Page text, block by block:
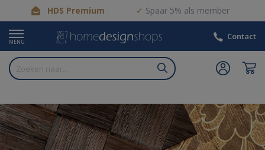
HDS Premium Spaar 5% als member
MENU
Contact